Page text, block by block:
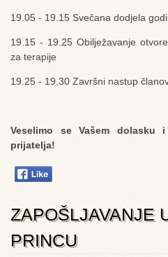
19.05 - 19.15 Svečana dodjela
19.15 - 19.25 Obilježavanje
za terapije
19.25 - 19.30 Završni nastup
Veselimo se Vašem dolasku
prijatelja!
ZAPOŠLJAVANJE
PRINCU